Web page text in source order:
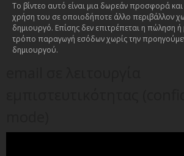
Το βίντεο αυτό είναι μια δωρεάν προσφορά και
χρήση του σε οποιοδήποτε άλλο περιβάλλον
δημιουργό. Επίσης δεν επιτρέπεται η πώληση
τρόπο παραγωγή εσόδων χωρίς την
δημιουργού.